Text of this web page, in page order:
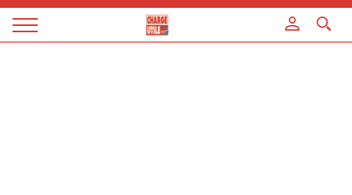
Magazine
Panneau de gestion des cookies